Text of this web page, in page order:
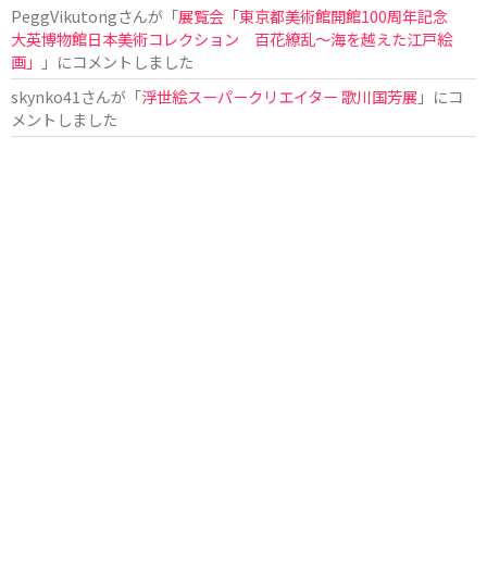
PeggVikutongさんが「展覧会「東京都美術館開館100周年記念
大英博物館日本美術コレクション 百花繚乱〜海を越えた江戸絵
画」
」にコメントしました
skynko41 さんが「浮世絵スーパークリエイター 歌川国芳展 」にコ
メントしました